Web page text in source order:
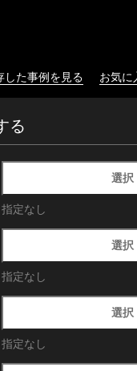
た事例を見る お気に
る
選択
指定なし
選択
指定なし
選択
指定なし